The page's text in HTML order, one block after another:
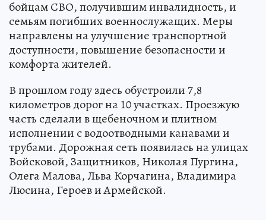
бойцам СВО, получившим инвалидность, и
семьям погибших военнослужащих. Меры
направлены на улучшение транспортной
доступности, повышение безопасности и
комфорта жителей.
В прошлом году здесь обустроили 7,8
километров дорог на 10 участках. Проезжую
часть сделали в щебеночном и плитном
исполнении с водоотводными канавами и
трубами. Дорожная сеть появилась на улицах
Войсковой, Защитников, Николая Пургина,
Олега Малова, Льва Корчагина, Владимира
Люсина, Героев и Армейской.